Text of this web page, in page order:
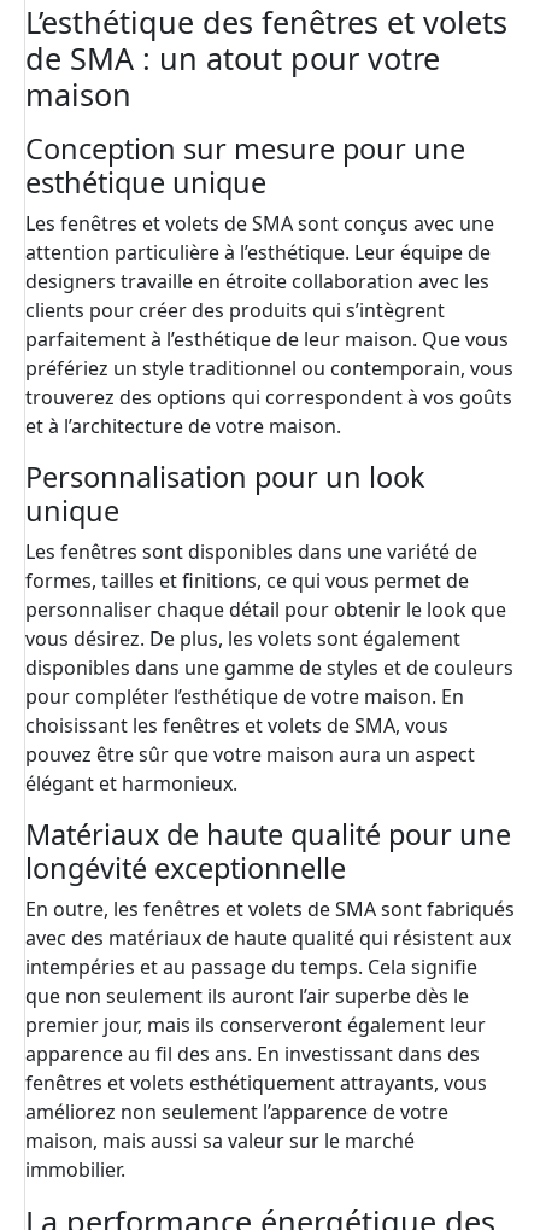
L’esthétique des fenêtres et volets
de SMA : un atout pour votre
maison
Conception sur mesure pour une
esthétique unique
Les fenêtres et volets de SMA sont conçus avec une
attention particulière à l’esthétique. Leur équipe de
designers travaille en étroite collaboration avec les
clients pour créer des produits qui s’intègrent
parfaitement à l’esthétique de leur maison. Que vous
préfériez un style traditionnel ou contemporain, vous
trouverez des options qui correspondent à vos goûts
et à l’architecture de votre maison.
Personnalisation pour un look
unique
Les fenêtres sont disponibles dans une variété de
formes, tailles et finitions, ce qui vous permet de
personnaliser chaque détail pour obtenir le look que
vous désirez. De plus, les volets sont également
disponibles dans une gamme de styles et de couleurs
pour compléter l’esthétique de votre maison. En
choisissant les fenêtres et volets de SMA, vous
pouvez être sûr que votre maison aura un aspect
élégant et harmonieux.
Matériaux de haute qualité pour une
longévité exceptionnelle
En outre, les fenêtres et volets de SMA sont fabriqués
avec des matériaux de haute qualité qui résistent aux
intempéries et au passage du temps. Cela signifie
que non seulement ils auront l’air superbe dès le
premier jour, mais ils conserveront également leur
apparence au fil des ans. En investissant dans des
fenêtres et volets esthétiquement attrayants, vous
améliorez non seulement l’apparence de votre
maison, mais aussi sa valeur sur le marché
immobilier.